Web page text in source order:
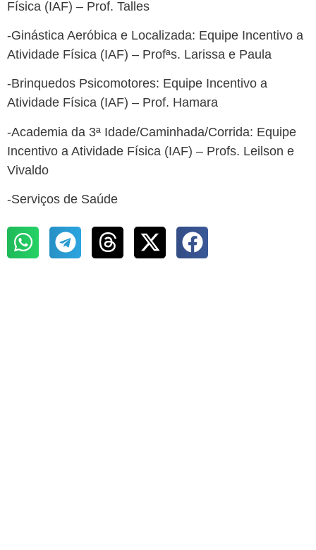
Física (IAF) – Prof. Talles
-Ginástica Aeróbica e Localizada: Equipe Incentivo a
Atividade Física (IAF) – Profªs. Larissa e Paula
-Brinquedos Psicomotores: Equipe Incentivo a
Atividade Física (IAF) – Prof. Hamara
-Academia da 3ª Idade/Caminhada/Corrida: Equipe
Incentivo a Atividade Física (IAF) – Profs. Leilson e
Vivaldo
-Serviços de Saúde